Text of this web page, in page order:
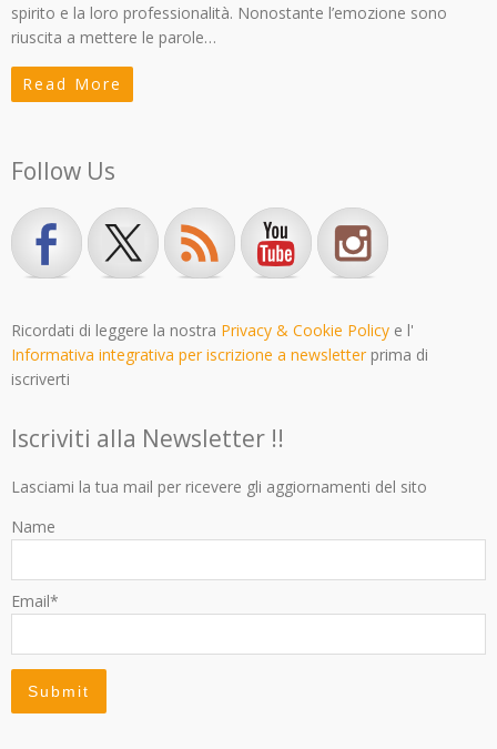
spirito e la loro professionalità. Nonostante l’emozione sono
riuscita a mettere le parole…
Read More
Follow Us
Ricordati di leggere la nostra Privacy & Cookie Policy e l'
Informativa integrativa per iscrizione a newsletterprima di
iscriverti
Iscriviti alla Newsletter !!
Lasciami la tua mail per ricevere gli aggiornamenti del sito
Name
Email*